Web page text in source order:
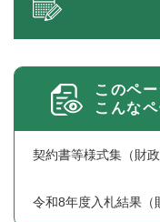
このペ
こんな
契約書等様式集（財政
令和8年度入札結果（